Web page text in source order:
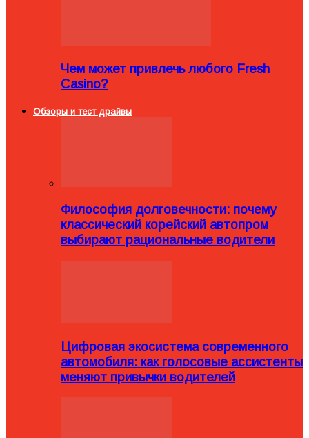
Чем может привлечь любого Fresh
Casino?
Обзоры и тест драйвы
Философия долговечности: почему
классический корейский автопром
выбирают рациональные водители
Цифровая экосистема современного
автомобиля: как голосовые ассистенты
меняют привычки водителей